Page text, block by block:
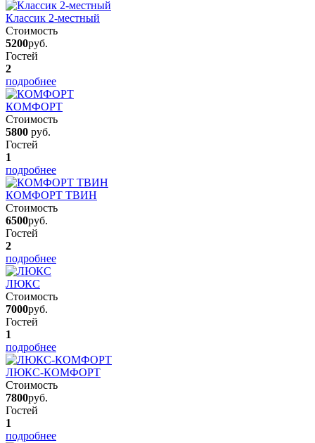
Классик 2-местный
Стоимость
5200руб.
Гостей
2
подробнее
КОМФОРТ
Стоимость
5800 руб.
Гостей
1
подробнее
КОМФОРТ ТВИН
Стоимость
6500руб.
Гостей
2
подробнее
ЛЮКС
Стоимость
7000руб.
Гостей
1
подробнее
ЛЮКС-КОМФОРТ
Стоимость
7800руб.
Гостей
1
подробнее